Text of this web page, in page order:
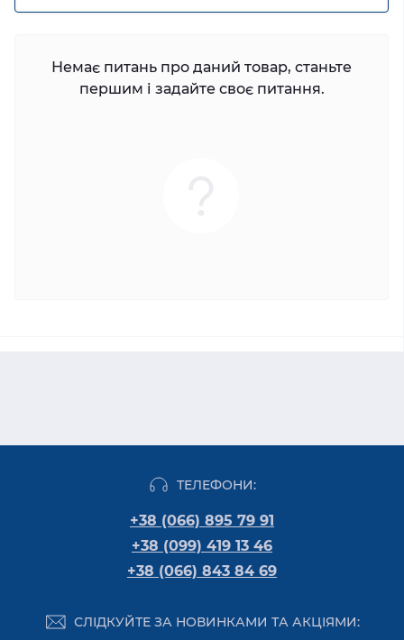
Немає питань про даний товар, станьте
першим і задайте своє питання.
ТЕЛЕФОНИ:
+38 (066) 895 79 91
+38 (099) 419 13 46
+38 (066) 843 84 69
СЛІДКУЙТЕ ЗА НОВИНКАМИ ТА АКЦІЯМИ: